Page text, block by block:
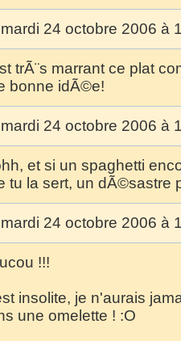
24 octobre 2006 à
trÃ¨s marrant ce plat
bonne idÃ©e!
24 octobre 2006 à
et si un spaghetti
tu la sert, un dÃ©sastre
24 octobre 2006 à
!!!
insolite, je n'aurais
une omelette ! :O